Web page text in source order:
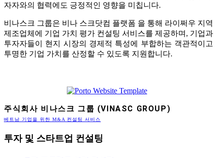
자자와의 협력에도 긍정적인 영향을 미칩니다.
비나스크 그룹은 비나 스크닷컴 플랫폼 을 통해 라이쩌우 지역
제조업체에 기업 가치 평가 컨설팅 서비스를 제공하며, 기업과
투자자들이 현지 시장의 경제적 특성에 부합하는 객관적이고
투명한 기업 가치를 산정할 수 있도록 지원합니다.
주식회사 비나스크 그룹 (VINASC GROUP)
베트남 기업을 위한 M&A 컨설팅 서비스
투자 및 스타트업 컨설팅